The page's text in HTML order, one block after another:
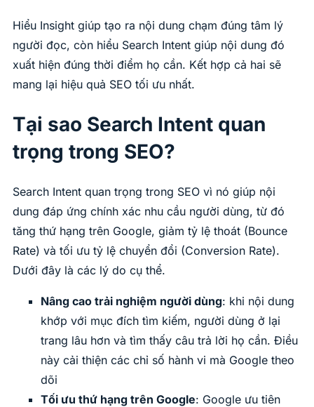
Hiểu Insight giúp tạo ra nội dung chạm đúng tâm lý
người đọc, còn hiểu Search Intent giúp nội dung đó
xuất hiện đúng thời điểm họ cần. Kết hợp cả hai sẽ
mang lại hiệu quả SEO tối ưu nhất.
Tại sao Search Intent quan
trọng trong SEO?
Search Intent quan trọng trong SEO vì nó giúp nội
dung đáp ứng chính xác nhu cầu người dùng, từ đó
tăng thứ hạng trên Google, giảm tỷ lệ thoát (Bounce
Rate) và tối ưu tỷ lệ chuyển đổi (Conversion Rate).
Dưới đây là các lý do cụ thể.
Nâng cao trải nghiệm người dùng: khi nội dung
khớp với mục đích tìm kiếm, người dùng ở lại
trang lâu hơn và tìm thấy câu trả lời họ cần. Điều
này cải thiện các chỉ số hành vi mà Google theo
dõi
Tối ưu thứ hạng trên Google: Google ưu tiên